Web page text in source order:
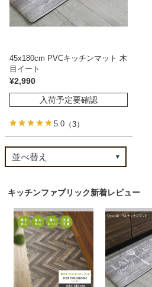
45x180cm PVCキッチンマット 木
目イート
¥2,990
入荷予定要確認
5.0 （3）
キッチンファブリック新着レビュー